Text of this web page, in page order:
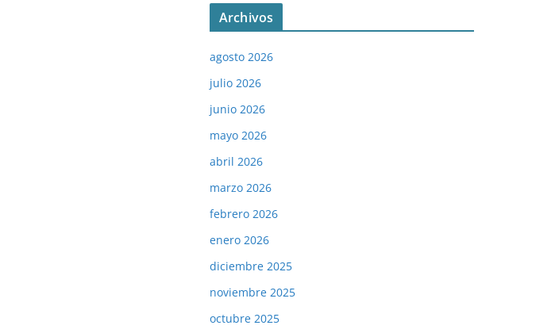
Archivos
agosto 2026
julio 2026
junio 2026
mayo 2026
abril 2026
marzo 2026
febrero 2026
enero 2026
diciembre 2025
noviembre 2025
octubre 2025